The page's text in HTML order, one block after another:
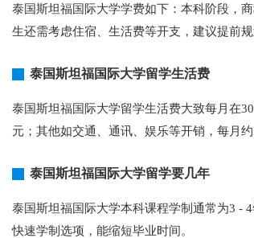
泰国斯坦福国际大学学费如下：本科阶段，
生还需考虑住宿、生活费等开支，建议提前
泰国斯坦福国际大学留学生活费
泰国斯坦福国际大学留学生活费大致每月在
元；其他如交通、通讯、娱乐等开销，每月约
泰国斯坦福国际大学留学要几年
泰国斯坦福国际大学本科课程学制通常为3 -
快速学制选项，能缩短毕业时间。